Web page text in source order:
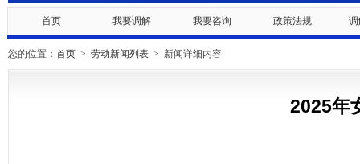
首页 我要调解 我要咨询 政策法规
您的位置： 首页 > 劳动新闻列表 > 新闻详细内容
2025年